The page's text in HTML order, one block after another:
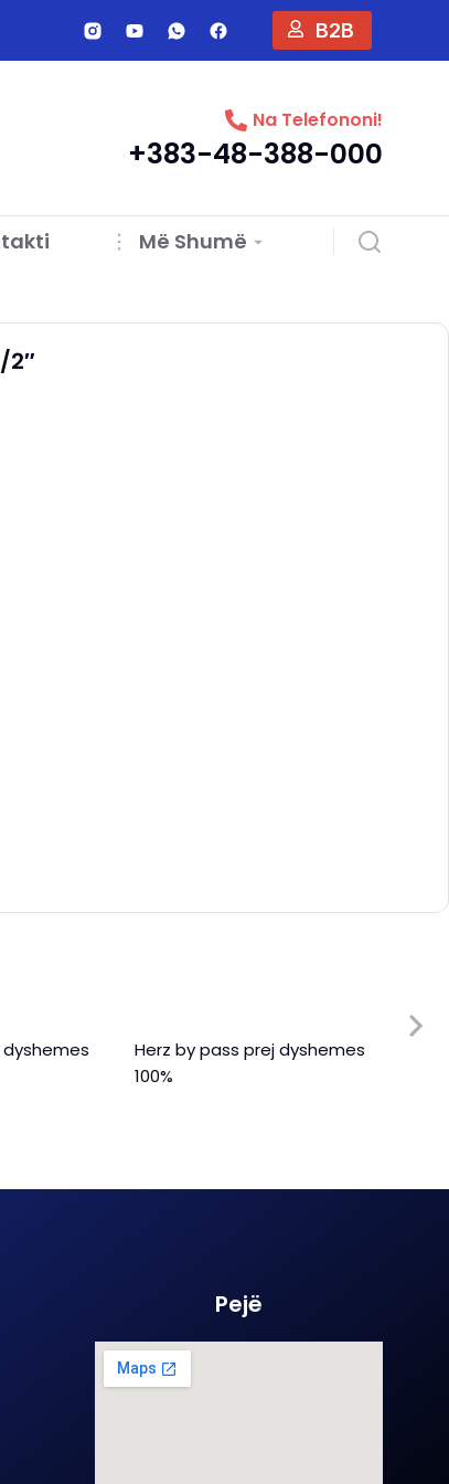
B2B
Na Telefononi!
+383-48-388-000
Më Shumë
2″
Herz by pass prej dyshemes
100%
Pejë